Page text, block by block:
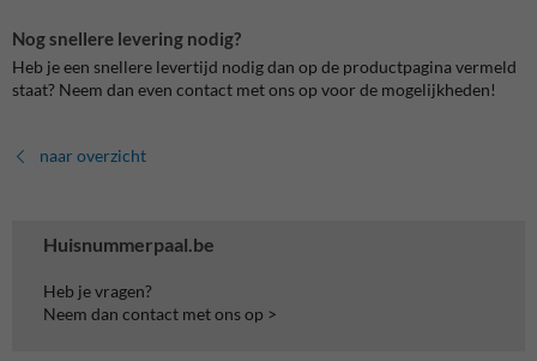
Huisnummerpaal.be
Heb je vragen?
Neem dan contact met ons op >
Nog snellere levering nodig?
Heb je een snellere levertijd nodig dan op de productpagina vermeld
staat? Neem dan even contact met ons op voor de mogelijkheden!
naar overzicht